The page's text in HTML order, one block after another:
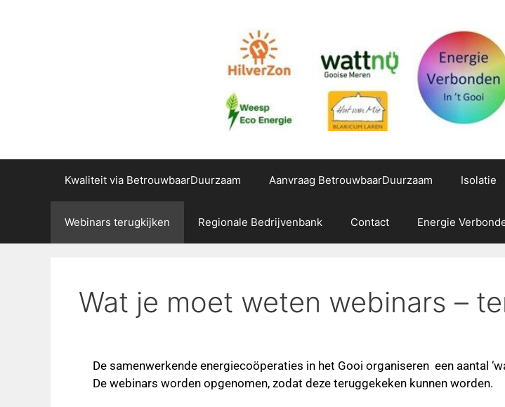
Kwaliteit via BetrouwbaarDuurzaam Aanvraag BetrouwbaarDuurzaam Isolatie
Webinars terugkijken Regionale Bedrijvenbank Contact Energie
Wat je moet weten webinars –
De samenwerkende energiecoöperaties in het Gooi organiseren een aantal
De webinars worden opgenomen, zodat deze teruggekeken kunnen worden.